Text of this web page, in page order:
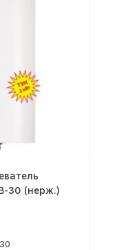
30 (нерж.)